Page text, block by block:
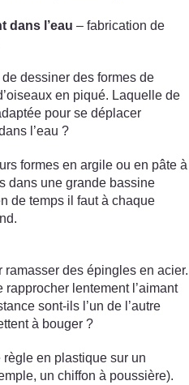
dans l’eau – fabrication de
dessiner des formes de
en piqué. Laquelle de
pour se déplacer
l’eau ?
formes en argile ou en pâte à
dans une grande bassine
de temps il faut à chaque
des épingles en acier.
lentement l’aimant
sont-ils l’un de l’autre
à bouger ?
règle en plastique sur un
un chiffon à poussière).